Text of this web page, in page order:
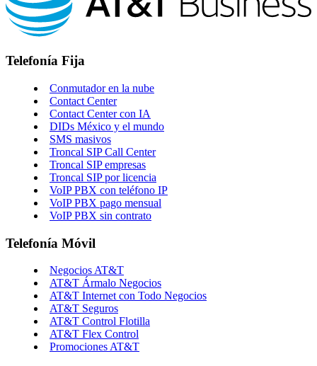
Telefonía Fija
Conmutador en la nube
Contact Center
Contact Center con IA
DIDs México y el mundo
SMS masivos
Troncal SIP Call Center
Troncal SIP empresas
Troncal SIP por licencia
VoIP PBX con teléfono IP
VoIP PBX pago mensual
VoIP PBX sin contrato
Telefonía Móvil
Negocios AT&T
AT&T Ármalo Negocios
AT&T Internet con Todo Negocios
AT&T Seguros
AT&T Control Flotilla
AT&T Flex Control
Promociones AT&T